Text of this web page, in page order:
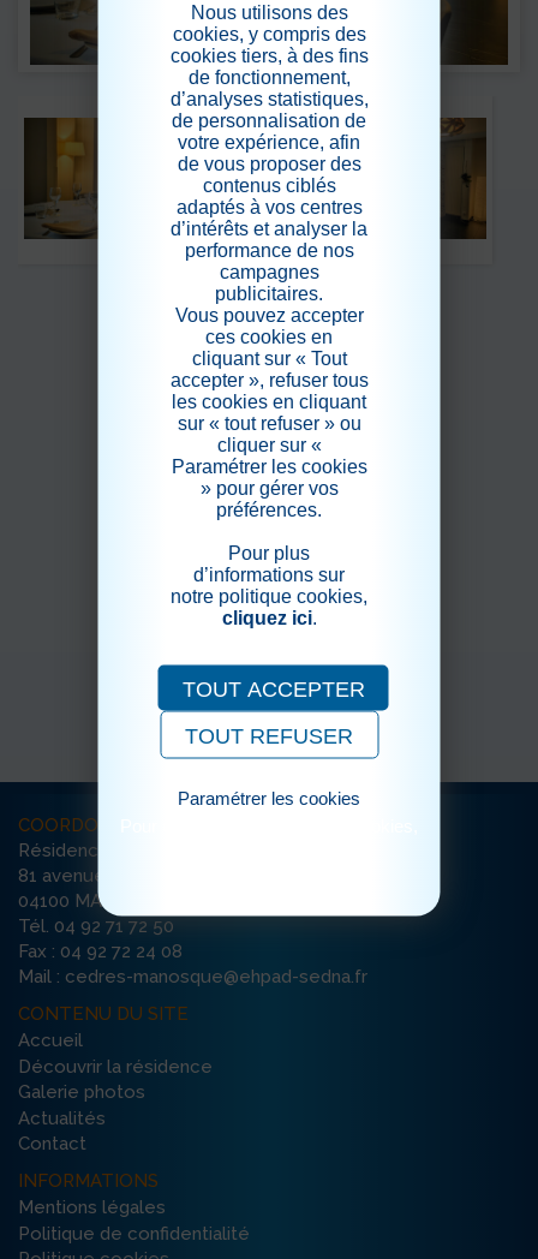
COORDONNÉES
Résidence Les Cèdres
81 avenue Charles de Gaulle
04100 MANOSQUE
Tél. 04 92 71 72 50
Fax : 04 92 72 24 08
Mail : cedres-manosque@ehpad-sedna.fr
CONTENU DU SITE
Accueil
Découvrir la résidence
Galerie photos
Actualités
Contact
INFORMATIONS
Mentions légales
Politique de confidentialité
Nous utilisons des
cookies, y compris des
cookies tiers, à des fins
de fonctionnement,
d’analyses statistiques,
de personnalisation de
votre expérience, afin
de vous proposer des
contenus ciblés
adaptés à vos centres
d’intérêts et analyser la
performance de nos
campagnes
publicitaires.
Vous pouvez accepter
ces cookies en
cliquant sur « Tout
accepter », refuser tous
les cookies en cliquant
sur « tout refuser » ou
cliquer sur «
Paramétrer les cookies
» pour gérer vos
préférences.
Pour plus
d’informations sur
notre politique cookies,
cliquez ici.
TOUT ACCEPTER
TOUT REFUSER
Paramétrer les cookies